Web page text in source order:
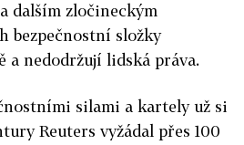
dalším zločineckým
bezpečnostní složky
nedodržují lidská práva.
silami a kartely už si
Reuters vyžádal přes 100